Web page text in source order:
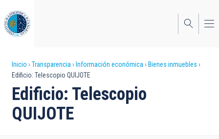
al
contenido
principal
Sobrescribir
enlaces
de
ayuda
Inicio Transparencia Información económica
Bienes inmuebles
Edificio: Telescopio QUIJOTE
Edificio: Telescopio
QUIJOTE